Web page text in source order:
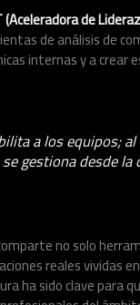
de
de análisis de
internas y a crear
a los equipos;
gestiona desde la
no solo
reales vividas
ha sido clave para